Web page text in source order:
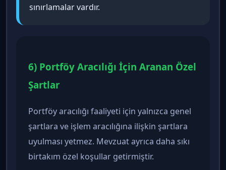
sınırlamalar vardır.
6) Portföy Aracılığı İçin Aranan Özel
Şartlar
Portföy aracılığı faaliyeti için yalnızca genel
şartlara ve işlem aracılığına ilişkin şartlara
uyulması yetmez. Mevzuat ayrıca daha sıkı
birtakım özel koşullar getirmiştir.